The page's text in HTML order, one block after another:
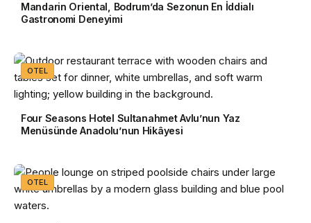
Mandarin Oriental, Bodrum’da Sezonun En İddialı
Gastronomi Deneyimi
OTEL
Four Seasons Hotel Sultanahmet Avlu’nun Yaz
Menüsünde Anadolu’nun Hikâyesi
OTEL